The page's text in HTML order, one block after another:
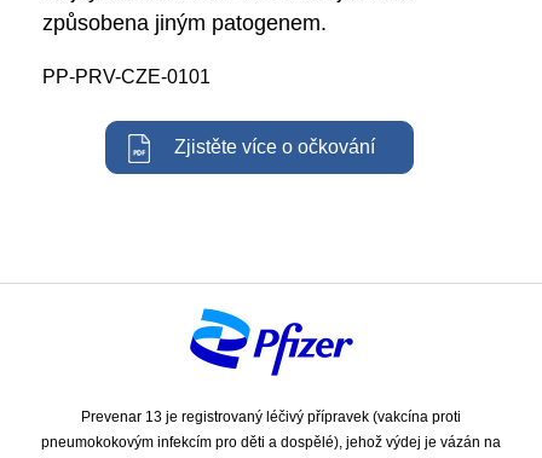
způsobena jiným patogenem.
PP-PRV-CZE-0101
Zjistěte více o očkování
Prevenar 13 je registrovaný léčivý přípravek (vakcína proti
pneumokokovým infekcím pro děti a dospělé), jehož výdej je vázán na